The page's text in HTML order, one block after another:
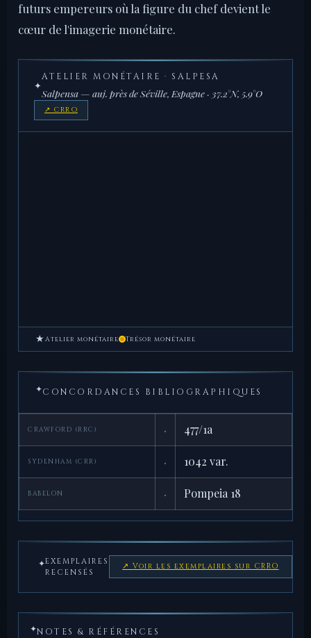
futurs empereurs où la figure du chef devient le
cœur de l'imagerie monétaire.
✦
ATELIER MONÉTAIRE · SALPESA
Salpensa — auj. près de Séville, Espagne · 37.2°N, 5.9°O
↗ CRRO
★ Atelier monétaire Trésor monétaire
✦CONCORDANCES BIBLIOGRAPHIQUES
CRAWFORD (RRC) · 477/1a
SYDENHAM (CRR) · 1042 var.
BABELON · Pompeia 18
✦EXEMPLAIRES
RECENSÉS
↗ Voir les exemplaires sur CRRO
✦NOTES & RÉFÉRENCES